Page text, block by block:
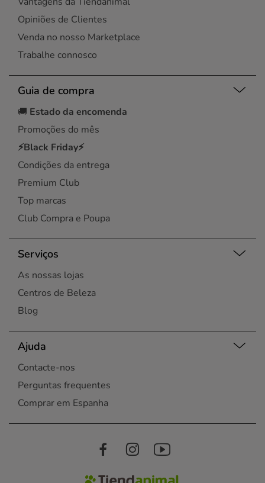
Opiniões de Clientes
Venda no nosso Marketplace
Trabalhe connosco
Guia de compra
🚚 Estado da encomenda
Promoções do mês
⚡Black Friday⚡
Condições da entrega
Premium Club
Top marcas
Club Compra e Poupa
Serviços
As nossas lojas
Centros de Beleza
Blog
Ajuda
Contacte-nos
Perguntas frequentes
Comprar em Espanha